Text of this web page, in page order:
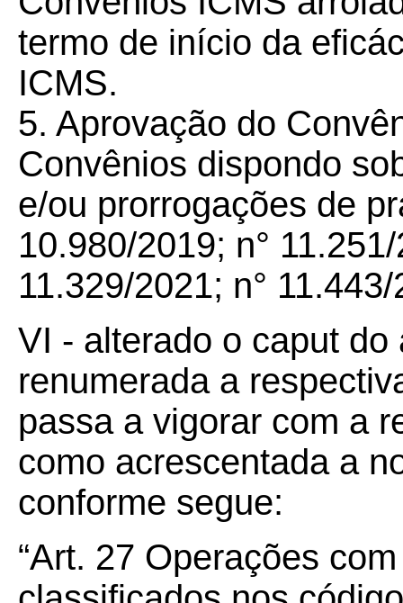
termo de início da
ICMS.
5. Aprovação do
Convênios dispondo
e/ou prorrogações de
10.980/2019; n°
11.329/2021; n° 11.443/
VI - alterado o caput do
renumerada a
passa a vigorar com a
como acrescentada a
conforme segue:
“Art. 27 Operações